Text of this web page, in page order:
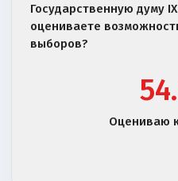
Государственную думу
оцениваете
выборов?
Оцениваю